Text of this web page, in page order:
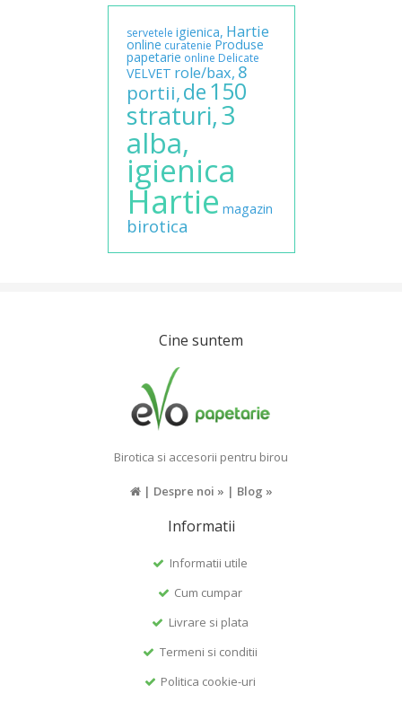
servetele igienica, Hartie
online curatenie Produse
papetarie online Delicate
VELVET role/bax, 8
portii,de150
straturi,3
alba,
igienica
Hartie magazin
birotica
Cine suntem
Birotica si accesorii pentru birou
| Despre noi » | Blog »
Informatii
Informatii utile
Cum cumpar
Livrare si plata
Termeni si conditii
Politica cookie-uri